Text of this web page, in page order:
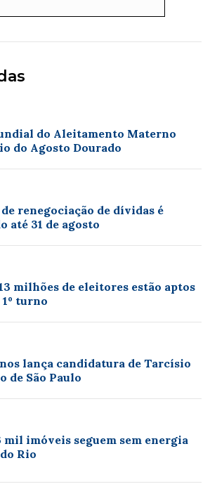
do Aleitamento Materno
do Agosto Dourado
renegociação de dívidas é
até 31 de agosto
milhões de eleitores estão aptos
turno
lança candidatura de Tarcísio
de São Paulo
mil imóveis seguem sem energia
Rio